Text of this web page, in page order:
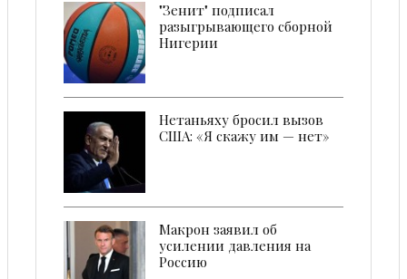
"Зенит" подписал
разыгрывающего сборной
Нигерии
Нетаньяху бросил вызов
США: «Я скажу им — нет»
Макрон заявил об
усилении давления на
Россию